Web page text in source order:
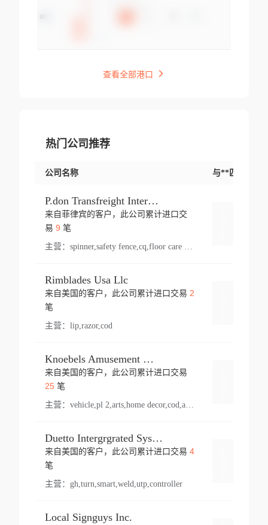
查看全部港口
热门公司推荐
公司名称 与**匹配交易
P.don Transfreight International
来自菲律宾的客户，此公司累计进口交
易 9 笔
主营：
Rimblades Usa Llc
来自美国的客户，此公司累计进口交易 2
笔
主营： lip,razor,cod
Knoebels Amusement Resort
来自美国的客户，此公司累计进口交易
25笔
主营： vehicle,pl 2,arts,home decor,cod,amusement ride,sea
Duetto Intergrgrated Systems Inc.
来自美国的客户，此公司累计进口交易 4
笔
主营： gh,turn,smart,weld,utp,controller
Local Signguys Inc.